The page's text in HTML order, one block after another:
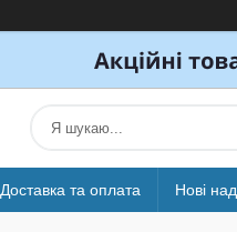
Доставка та оплата Нові